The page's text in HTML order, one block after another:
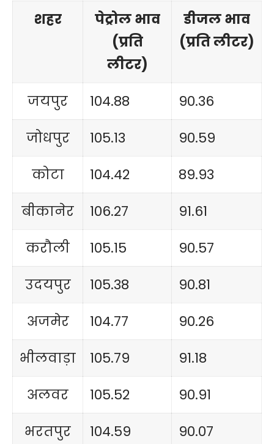
शहर
पेट्रोल भाव
(प्रति
लीटर)
डीजल भाव
(प्रति लीटर)
जयपुर 104.88
90.36
जोधपुर
105.13
90.59
कोटा
104.42
89.93
बीकानेर
106.27
91.61
करौली
105.15
90.57
उदयपुर
105.38
90.81
अजमेर
104.77
90.26
भीलवाड़ा
105.79
91.18
अलवर
105.52
90.91
भरतपुर
104.59 90.07